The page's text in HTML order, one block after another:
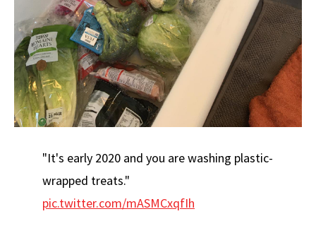
"It's early 2020 and you are washing plastic-
wrapped treats."
pic.twitter.com/mASMCxqfIh